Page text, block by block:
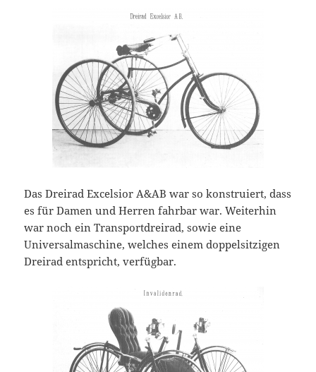
Das Dreirad Excelsior A&AB war so konstruiert, dass
es für Damen und Herren fahrbar war. Weiterhin
war noch ein Transportdreirad, sowie eine
Universalmaschine, welches einem doppelsitzigen
Dreirad entspricht, verfügbar.